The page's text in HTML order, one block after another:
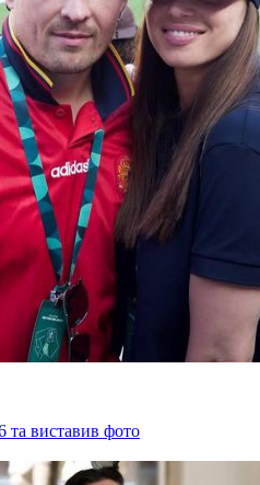
та виставив фото